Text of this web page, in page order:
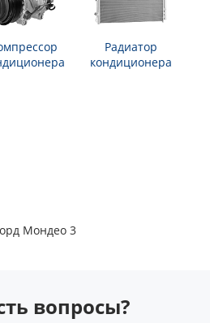
Радиатор
кондиционера
Мондео 3
вопросы?